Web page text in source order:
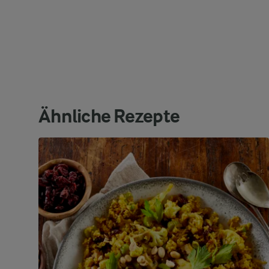
Ähnliche Rezepte